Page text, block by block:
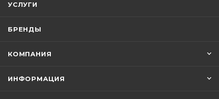
УСЛУГИ
БРЕНДЫ
КОМПАНИЯ
ИНФОРМАЦИЯ